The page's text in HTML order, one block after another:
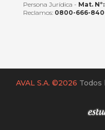
Persona Jurídica - Mat. Nº:
Reclamos:0800-666-
AVAL S.A. ©2026 Todos